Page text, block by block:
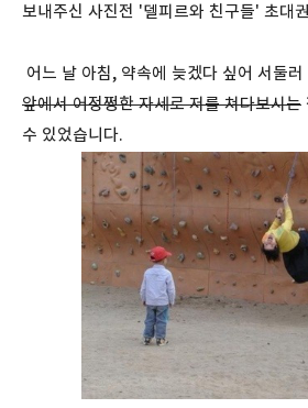
보내주신 사진전 '델피르와 친구들' 초대
어느 날 아침, 약속에 늦겠다 싶어 서둘
앞에서 어정쩡한 자세로 저를 쳐다보시는
수 있었습니다.